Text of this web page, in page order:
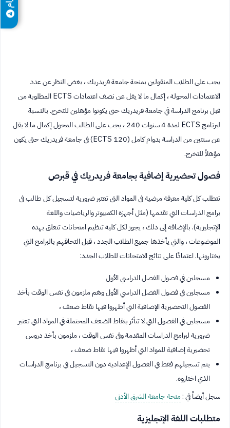
يجب على الطلاب المنقولين بمنحة جامعة فريدريك ، بغض النظر عن عدد
الاعتمادات المحولة ، إكمال ما لا يقل عن نصف اعتمادات ECTS المطلوبة من
قبل برنامج الدراسة في جامعة فريدريك حتى يكونوا مؤهلين للتخرج. بالنسبة
لبرنامج ECTS لمدة 4 سنوات 240 ، يجب على الطالب المحول إكمال ما لا يقل
عن سنتين من الدراسة بدوام كامل (120 ECTS) في جامعة فريدريك حتى يكون
مؤهلاً للتخرج.
فصول تحضيرية إضافية بجامعة فريدريك في قبرص
تتطلب كل كلية معرفة مرضية في المواد التي تعتبر ضرورية لتسجيل كل طالب في
برامج الدراسات التي تقدمها (مثل أجهزة الكمبيوتر والرياضيات واللغة
الإنجليزية). بالإضافة إلى ذلك ، يجوز لكل كلية تنظيم امتحانات تتعلق بهذه
الموضوعات ، والتي يأخذها جميع الطلاب الجدد ، قبل التحاقهم بالبرامج التي
يختارونها. اعتمادًا على نتائج الامتحانات للطلاب الجدد:
مسجلين في فصول الفصل الدراسي الأول
مسجلين في فصول الفصل الدراسي الأول وهم ملزمون في نفس الوقت بأخذ
الفصول التحضيرية الإضافية التي أظهروا فيها نقاط ضعف ،
مسجلين في الفصول التي لا تتأثر بنقاط الضعف المحتملة في المواد التي تعتبر
ضرورية لبرامج الدراسات المقدمة وفي نفس الوقت ، ملزمون بأخذ دروس
تحضيرية إضافية للمواد التي أظهروا فيها نقاط ضعف ،
يتم تسجيلهم فقط في الفصول الإعدادية دون التسجيل في برنامج الدراسات
الذي اختاروه.
سجل أيضاً في :منحة جامعة الشرق الأدنى
متطلبات اللغة الإنجليزية